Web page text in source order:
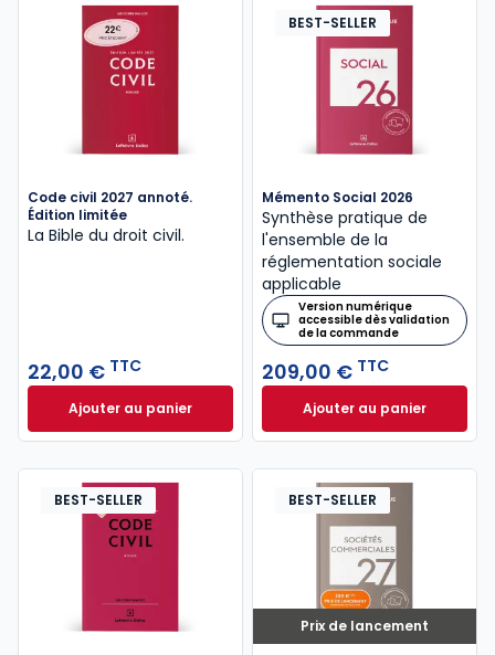
Code civil 2027 annoté.
Édition limitée
La Bible du droit civil.
22,00 € TTC
Ajouter au panierCode civil 2027 annoté. Édition limitée à 22,00 € TTC
BEST-SELLER
Mémento Social 2026
Synthèse pratique de
l'ensemble de la
réglementation sociale
applicable
Version numérique
accessible dès validation
de la commande
209,00 € TTC
Ajouter au panier
Mémento Social
BEST-SELLER
Prix de lancement
BEST-SELLER